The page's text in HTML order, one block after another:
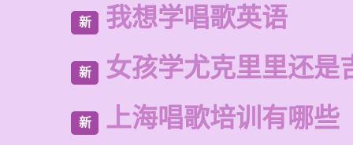
新 我想学唱歌英语
新 女孩学尤克里里还是
新 上海唱歌培训有哪些